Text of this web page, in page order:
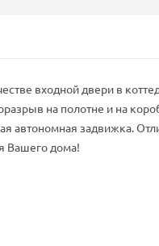
входной двери в
на полотне и на
автономная задвижка.
Вашего дома!